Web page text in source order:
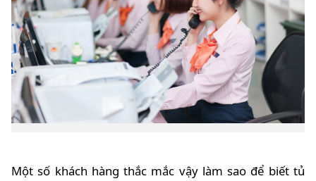
Một số khách hàng thắc mắc vậy làm sao để biết tủ